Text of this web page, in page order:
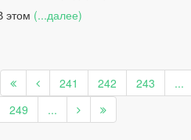
этом (...далее)
241 242 243 ...
249
...